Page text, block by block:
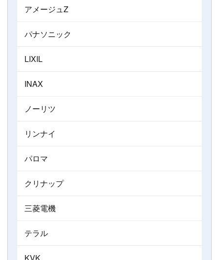
アメージュZ
パナソニック
LIXIL
INAX
ノーリツ
リンナイ
パロマ
クリナップ
三菱電機
テラル
KVK